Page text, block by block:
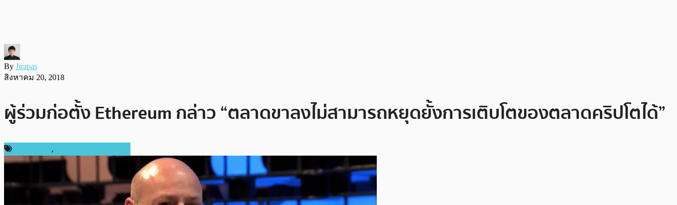
By Jirapas
สิงหาคม 20, 2018
ผู้ร่วมก่อตั้ง Ethereum กล่าว “ตลาดขาลงไม่สามารถหยุดยั้งการเติบโตของตลาดคริปโตได้”
,